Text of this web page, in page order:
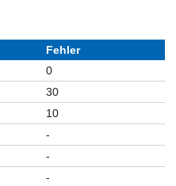
Fehler
0
30
10
-
-
-